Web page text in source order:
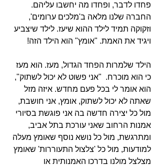
פחדו לדבר, ופחדו מה יחשבו עליהם.
החברה שלנו מלאה ב'מלכים ערומים',
וזקוקה תמיד לילד ההוא שיעז. לילד שיצביע
ויגיד את האמת. "אומץ" הוא הילד הזה!
הילד שלמרות הפחד הגדול, מעז. הוא מעז
כי הוא מוכרח.  "אני פשוט לא יכול לשתוק",
הוא אומר לי בכל פעם מחדש. איזה מזל
שאתה לא יכול לשתוק, אומץ, אני חושבת,
מול כל יצירה חדשה בה אני פוגשת בסיורי
אמנות הרחוב שאני עורכת בתל אביב,
ומתרגשת, מול כל נושא נוסף שאומץ מעלה
למודעות, מול כל 'צלצול התעוררות' שאומץ
מצלצל מולנו בדרכו האמנותית או